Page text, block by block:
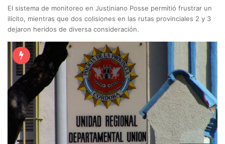
El sistema de monitoreo en Justiniano Posse permitió frustrar un
ilícito, mientras que dos colisiones en las rutas provinciales 2 y 3
dejaron heridos de diversa consideración.